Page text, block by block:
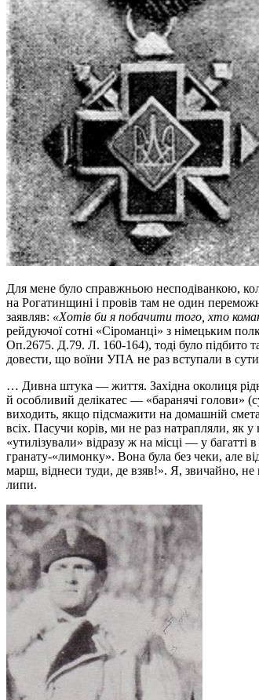
Для мене було справжньою несподіванкою,
на Рогатинщині і провів там не один
заявляв: «Хотів би я побачити того, хто
рейдуючої сотні «Сіроманці» з німецьким
Оп.2675. Д.79. Л. 160-164), тоді було підбито
довести, що воїни УПА не раз вступали в
… Дивна штука — життя. Західна околиця
й особливий делікатес — «баранячі голови»
виходить, якщо підсмажити на домашній
всіх. Пасучи корів, ми не раз натрапляли, як
«утилізували» відразу ж на місці — у
гранату-«лимонку». Вона була без чеки, але
марш, віднеси туди, де взяв!». Я, звичайно, не
липи.